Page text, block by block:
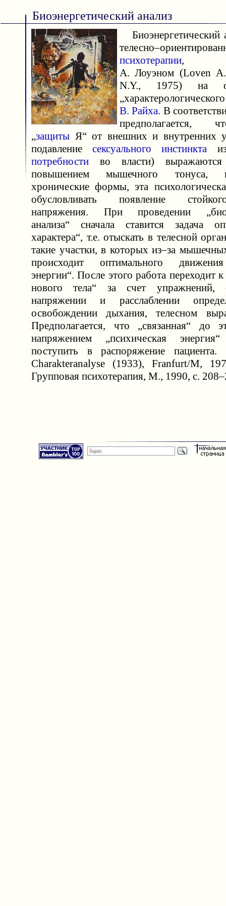
Биоэнергетический анализ
психотерапии,
А. Лоуэном (Loven A.
N.Y., 1975) на
В. Райха. В
предполагается,
„защиты Я“ от внешних и внутренних
подавлениесексуального инстинкта
потребности во власти) выражаются
повышением мышечного тонуса,
хронические формы, эта
обусловливать появление
напряжения. При проведении
анализа“ сначала ставится задача
характера“, т.е. отыскать в телесной
такие участки, в которых из–за
происходит оптимального
энергии“. После этого работа переходит
нового тела“ за счет упражнений,
напряжении и расслаблении
освобождении дыхания, телесном
Предполагается, что „связанная“ до
напряжением „психическая
поступить в распоряжение
Charakteranalyse (1933), Franfurt/M,
Групповая психотерапия, М., 1990, с.